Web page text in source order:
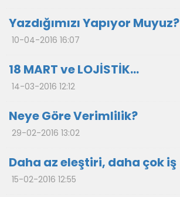
Yazdığımızı Yapıyor Muyuz?
10-04-2016 16:07
18 MART ve LOJİSTİK…
14-03-2016 12:12
Neye Göre Verimlilik?
29-02-2016 13:02
Daha az eleştiri, daha çok iş
15-02-2016 12:55